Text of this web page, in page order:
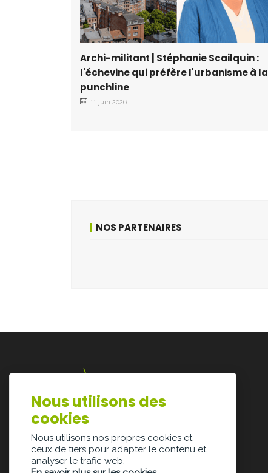
Archi-militant | Stéphanie Scailquin :
l'échevine qui préfère l'urbanisme à la
punchline
11 juin 2026
NOS PARTENAIRES
Lazarijstraat 168
3500 Hasselt
Nous utilisons des
cookies
Nous utilisons nos propres cookies et
ceux de tiers pour adapter le contenu et
analyser le trafic web.